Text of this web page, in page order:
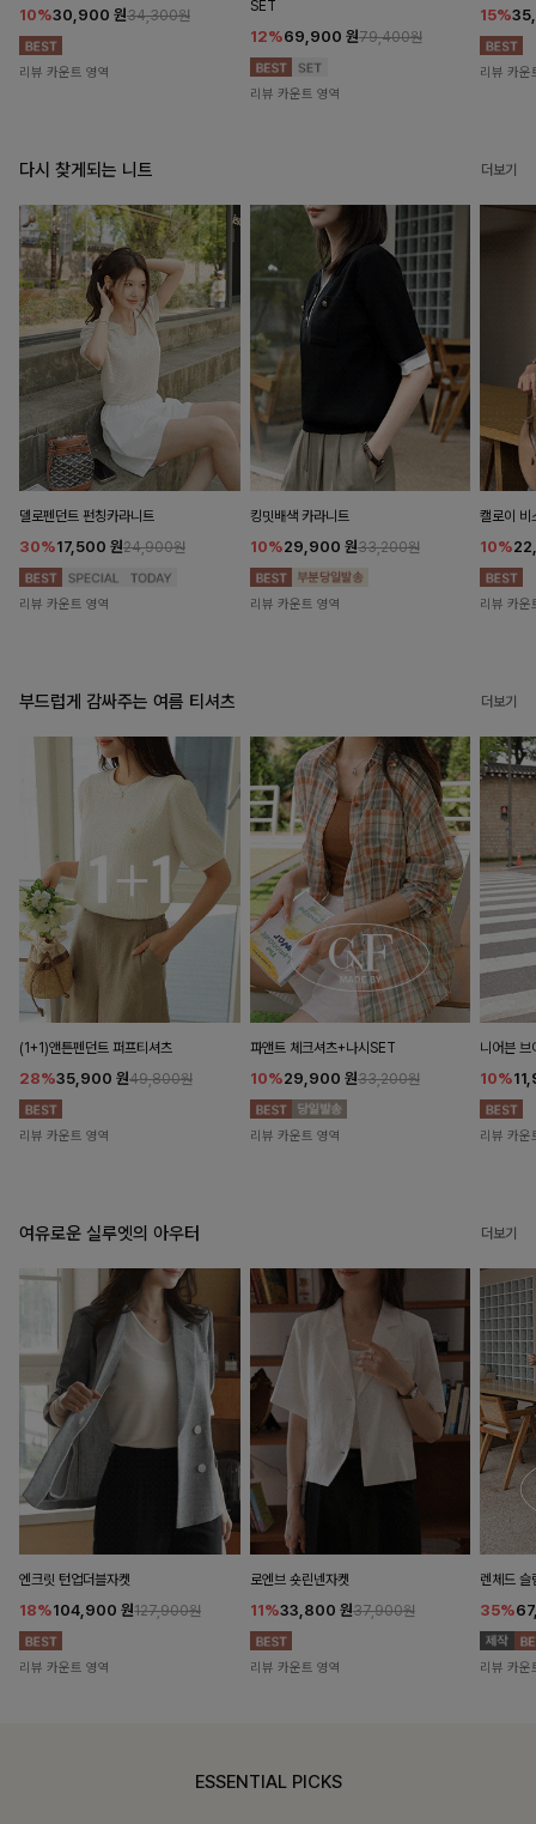
10%30,900 원34,300원
리뷰 카운트 영역
SET
12%69,900 원79,400원
리뷰 카운트 영역
15%
리뷰 카운
다시 찾게되는 니트 더보기
델로펜던트 펀칭카라니트
30%17,500 원24,900원
리뷰 카운트 영역
킹밋배색 카라니트
10%29,900 원33,200원
리뷰 카운트 영역
캘로이 비
10%
리뷰 카운
부드럽게 감싸주는 여름 티셔츠 더보기
(1+1)앤튼펜던트 퍼프티셔츠
28%35,900 원49,800원
리뷰 카운트 영역
파앤트 체크셔츠+나시SET
10%29,900 원33,200원
리뷰 카운트 영역
니어븐 브
10%
리뷰 카운
여유로운 실루엣의 아우터 더보기
엔크릿 턴업더블자켓
18%104,900 원127,900원
리뷰 카운트 영역
로엔브 숏린넨자켓
11%33,800 원37,900원
리뷰 카운트 영역
렌체드
35%
리뷰 카운
ESSENTIAL PICKS